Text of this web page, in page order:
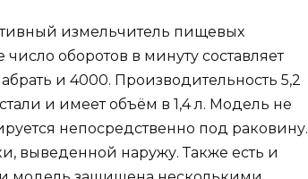
измельчитель пищевых
оборотов в минуту составляет
и 4000. Производительность 5,2
и имеет объём в 1,4 л. Модель не
непосредственно под раковину.
выведенной наружу. Также есть и